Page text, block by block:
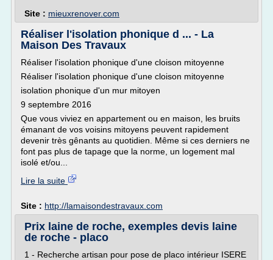
Site : mieuxrenover.com
Réaliser l'isolation phonique d ... - La
Maison Des Travaux
Réaliser l'isolation phonique d'une cloison mitoyenne
Réaliser l'isolation phonique d'une cloison mitoyenne
isolation phonique d'un mur mitoyen
9 septembre 2016
Que vous viviez en appartement ou en maison, les bruits
émanant de vos voisins mitoyens peuvent rapidement
devenir très gênants au quotidien. Même si ces derniers ne
font pas plus de tapage que la norme, un logement mal
isolé et/ou...
Lire la suite
Site : http://lamaisondestravaux.com
Prix laine de roche, exemples devis laine
de roche - placo
1 - Recherche artisan pour pose de placo intérieur ISERE